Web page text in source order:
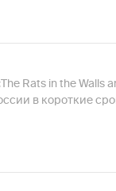
Rats in the Walls
в короткие